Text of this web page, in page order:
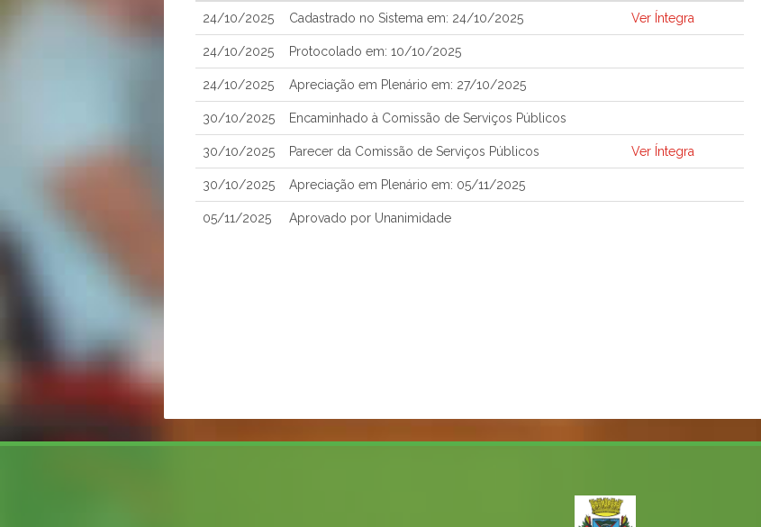
24/10/2025 Cadastrado no Sistema em: 24/10/2025 Ver Íntegra
24/10/2025 Protocolado em: 10/10/2025
24/10/2025 Apreciação em Plenário em: 27/10/2025
30/10/2025 Encaminhado à Comissão de Serviços Públicos
30/10/2025 Parecer da Comissão de Serviços Públicos Ver Íntegra
30/10/2025 Apreciação em Plenário em: 05/11/2025
05/11/2025 Aprovado por Unanimidade